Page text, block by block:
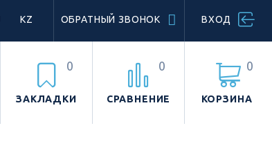
ВХОД
ОБРАТНЫЙ ЗВОНОК
KZ
КОРЗИНА
0
ЗАКЛАДКИ
0
СРАВНЕНИЕ
0